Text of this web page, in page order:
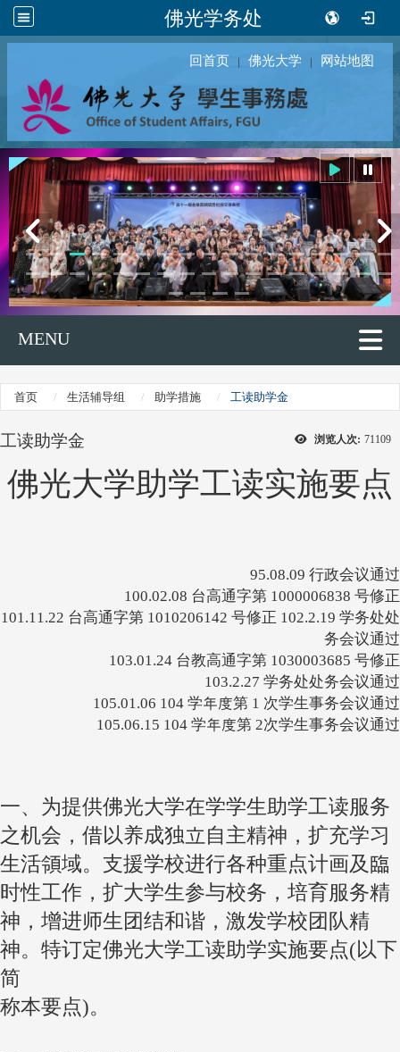
佛光学务处
回首页 ｜ 佛光大学 ｜ 网站地图
MENU
首页 生活辅导组 助学措施 工读助学金
浏览人次: 71109
工读助学金
佛光大学助学工读实施要点
95.08.09 行政会议通过
100.02.08 台高通字第 1000006838 号修正
101.11.22 台高通字第 1010206142 号修正 102.2.19 学务处处
务会议通过
103.01.24 台教高通字第 1030003685 号修正
103.2.27 学务处处务会议通过
105.01.06 104 学年度第 1 次学生事务会议通过
105.06.15 104 学年度第 2次学生事务会议通过
一、为提供佛光大学在学学生助学工读服务
之机会，借以养成独立自主精神，扩充学习
生活領域。支援学校进行各种重点计画及臨
时性工作，扩大学生参与校务，培育服务精
神，增进师生团结和谐，激发学校团队精
神。特订定佛光大学工读助学实施要点(以下
简
称本要点)。